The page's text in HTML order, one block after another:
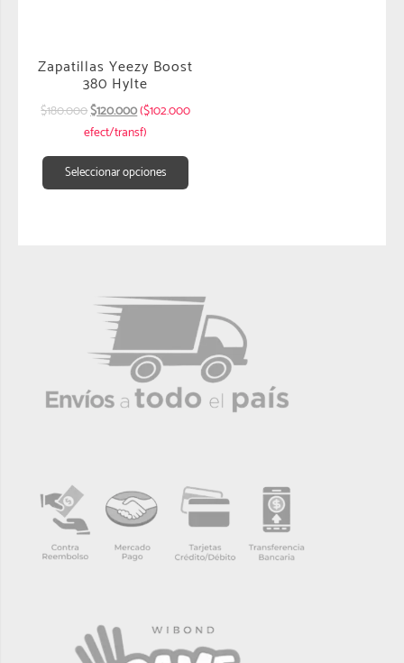
Zapatillas Yeezy Boost
380 Hylte
$180.000$120.000($102.000
efect/transf)
Seleccionar opciones